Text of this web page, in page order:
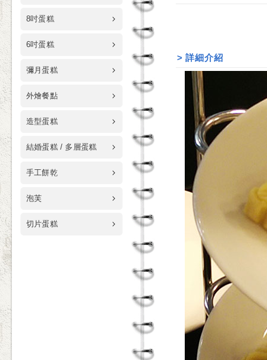
8吋蛋糕
6吋蛋糕
彌月蛋糕
外燴餐點
造型蛋糕
結婚蛋糕 / 多層蛋糕
手工餅乾
泡芙
切片蛋糕
> 詳細介紹